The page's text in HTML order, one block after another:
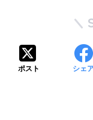
ポスト シェ